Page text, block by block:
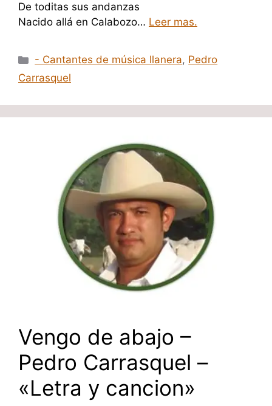
De toditas sus andanzas
Nacido allá en Calabozo… Leer mas.
Categorías
- Cantantes de música llanera, Pedro
Carrasquel
Vengo de abajo –
Pedro Carrasquel –
«Letra y cancion»